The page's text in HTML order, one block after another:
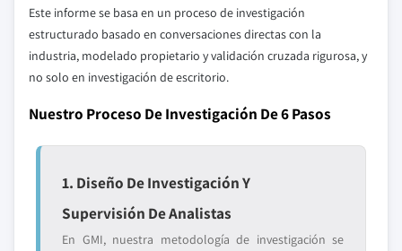
Este informe se basa en un proceso de investigación
estructurado basado en conversaciones directas con la
industria, modelado propietario y validación cruzada rigurosa, y
no solo en investigación de escritorio.
Nuestro Proceso De Investigación De 6 Pasos
1. Diseño De Investigación Y
Supervisión De Analistas
En GMI, nuestra metodología de investigación se